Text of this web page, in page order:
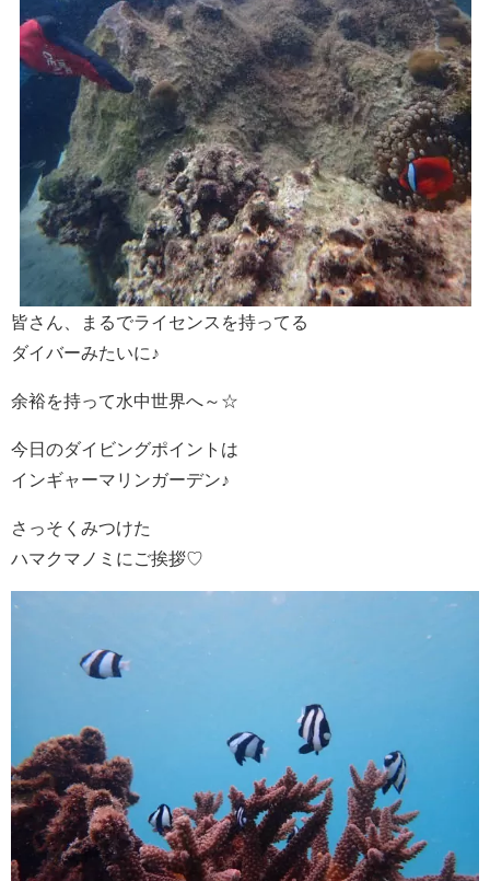
皆さん、まるでライセンスを持ってる
ダイバーみたいに♪
余裕を持って水中世界へ～☆
今日のダイビングポイントは
インギャーマリンガーデン♪
さっそくみつけた
ハマクマノミにご挨拶♡